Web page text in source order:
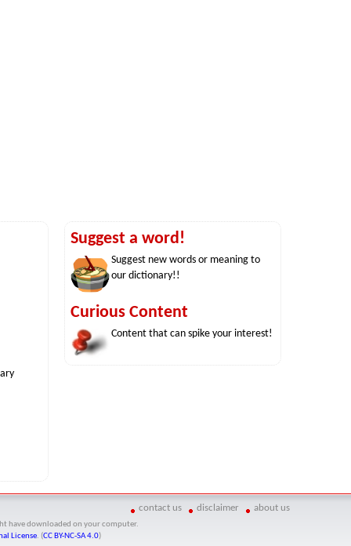
Suggest a word!
Suggest new words or meaning to
our dictionary!!
Curious Content
Content that can spike your interest!
contact us disclaimer about us
have downloaded on your computer.
License. (CC BY-NC-SA 4.0)